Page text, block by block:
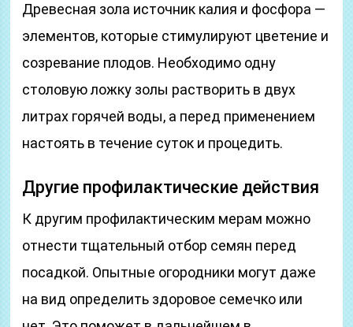
Древесная зола источник калия и фосфора —
элементов, которые стимулируют цветение и
созревание плодов. Необходимо одну
столовую ложку золы растворить в двух
литрах горячей воды, а перед применением
настоять в течение суток и процедить.
Другие профилактические действия
К другим профилактическим мерам можно
отнести тщательный отбор семян перед
посадкой. Опытные огородники могут даже
на вид определить здоровое семечко или